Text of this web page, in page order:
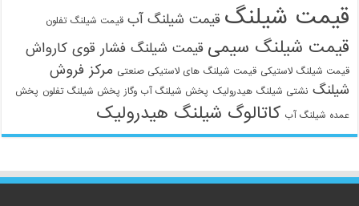
قیمت شیلنگ قیمت شیلنگ آب قیمت شیلنگ تفلون
قیمت شیلنگ سیمی قیمت شیلنگ فشار قوی کارواش
قیمت شیلنگ لاستیکی قیمت شیلنگ های لاستیکی صنعتی مرکز فروش
شیلنگ نشتی شیلنگ هیدرولیک پخش شیلنگ آب وگاز پخش شیلنگ تفلون پخش
عمده شیلنگ آب کاتالوگ شیلنگ هیدرولیک